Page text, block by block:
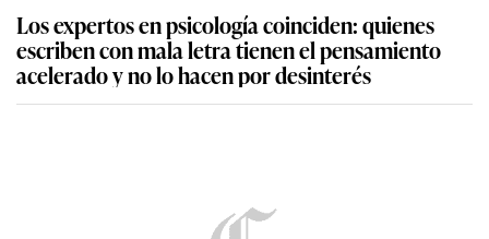
Los expertos en psicología coinciden: quienes
escriben con mala letra tienen el pensamiento
acelerado y no lo hacen por desinterés